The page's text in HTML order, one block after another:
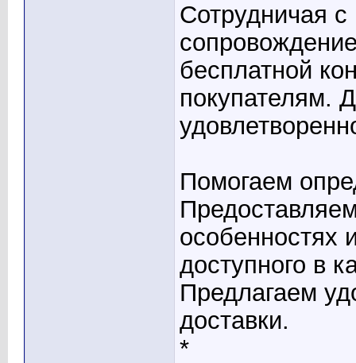
Сотрудничая
бесплатной
покупателям.
Помогаем
особенностях
доступного в
Предлагаем
доставки.
*